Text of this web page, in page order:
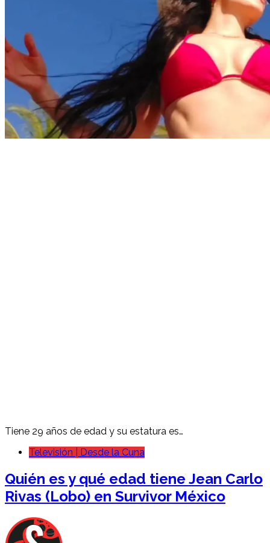
Tiene 29 años de edad y su estatura es…
Televisión | Desde la Cuna
Quién es y qué edad tiene Jean Carlo
Rivas (Lobo) en Survivor México